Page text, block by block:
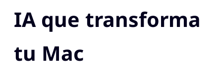
IA que transforma
tu Mac